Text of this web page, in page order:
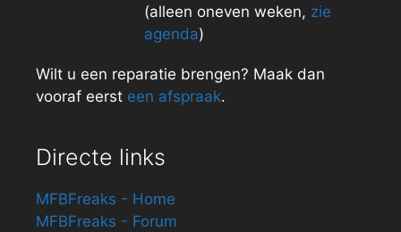
(alleen oneven weken, zie
agenda)
Wilt u een reparatie brengen? Maak dan
vooraf eerst een afspraak.
Directe links
MFBFreaks - Home
MFBFreaks - Forum